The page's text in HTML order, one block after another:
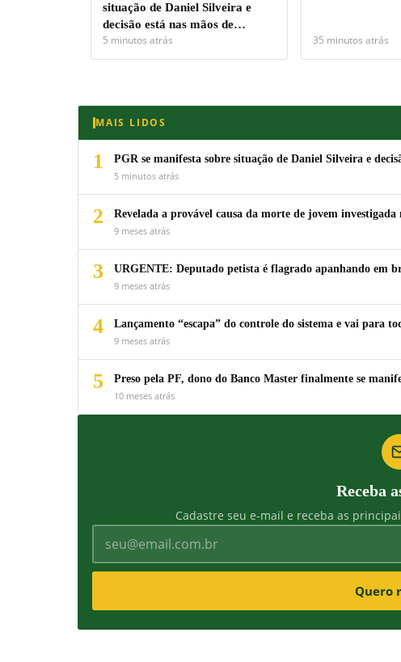
situação de Daniel Silveira e
decisão está nas mãos de
Moraes
5 minutos atrás 35 minutos atrás
MAIS LIDOS
1
PGR se manifesta sobre situação de Daniel Silveira e
5 minutos atrás
2
Revelada a provável causa da morte de jovem
9 meses atrás
3
URGENTE: Deputado petista é flagrado apanhando em
9 meses atrás
4
Lançamento “escapa” do controle do sistema e vai para
9 meses atrás
5
Preso pela PF, dono do Banco Master finalmente se
10 meses atrás
Receba
Cadastre seu e-mail e receba as
Quero